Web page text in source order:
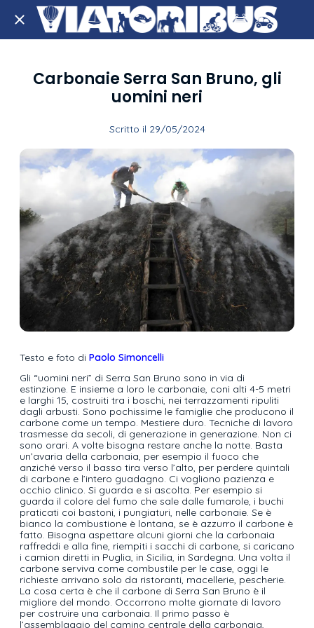
Carbonaie Serra San Bruno, gli
uomini neri
Scritto il 29/05/2024
Testo e foto di Paolo Simoncelli
Gli “uomini neri” di Serra San Bruno sono in via di
estinzione. E insieme a loro le carbonaie, coni alti 4-5 metri
e larghi 15, costruiti tra i boschi, nei terrazzamenti ripuliti
dagli arbusti. Sono pochissime le famiglie che producono il
carbone come un tempo. Mestiere duro. Tecniche di lavoro
trasmesse da secoli, di generazione in generazione. Non ci
sono orari. A volte bisogna restare anche la notte. Basta
un’avaria della carbonaia, per esempio il fuoco che
anziché verso il basso tira verso l’alto, per perdere quintali
di carbone e l’intero guadagno. Ci vogliono pazienza e
occhio clinico. Si guarda e si ascolta. Per esempio si
guarda il colore del fumo che sale dalle fumarole, i buchi
praticati coi bastoni, i pungiaturi, nelle carbonaie. Se è
bianco la combustione è lontana, se è azzurro il carbone è
fatto. Bisogna aspettare alcuni giorni che la carbonaia
raffreddi e alla fine, riempiti i sacchi di carbone, si caricano
i camion diretti in Puglia, in Sicilia, in Sardegna. Una volta il
carbone serviva come combustile per le case, oggi le
richieste arrivano solo da ristoranti, macellerie, pescherie.
La cosa certa è che il carbone di Serra San Bruno è il
migliore del mondo. Occorrono molte giornate di lavoro
per costruire una carbonaia. Il primo passo è
l’assemblaggio del camino centrale della carbonaia,